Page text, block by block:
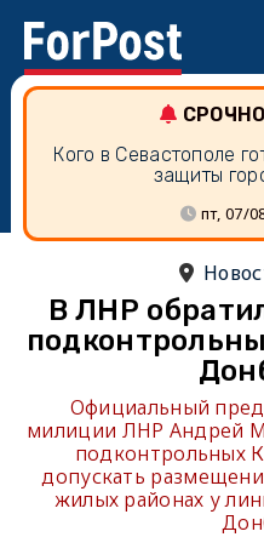
Кого в Севастополе
защиты
пт, 07/
В ЛНР
Официальный
милиции ЛНР Андрей
подконтрольных
допускать
жилых районах у